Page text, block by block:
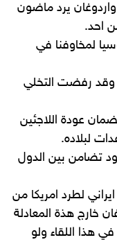
واردوغان يرد ماضون
احد.
لمخاوفنا في
وقد رفضت التخلي
عودة اللاجئين
لبلاده.
تضامن بين الدول
لطرد امريكا من
خارج هذة المعادلة
هذا اللقاء ولو